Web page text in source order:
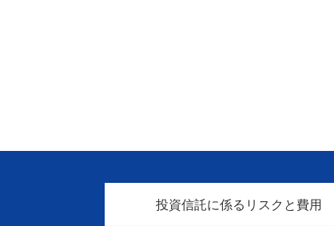
投資信託に係るリスクと費用